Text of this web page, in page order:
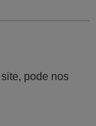
pode nos